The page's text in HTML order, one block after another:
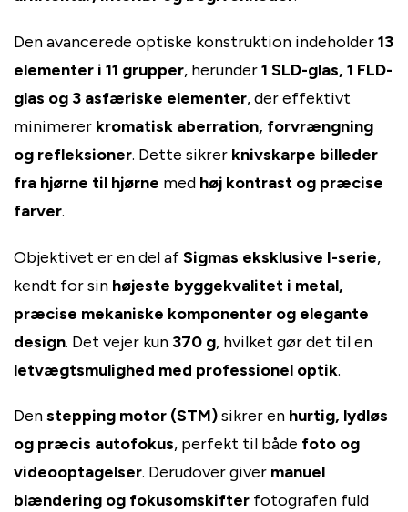
Den avancerede optiske konstruktion indeholder13
elementer i 11 grupper, herunder1 SLD-glas, 1 FLD-
glas og 3 asfæriske elementer, der effektivt
minimerer kromatisk aberration, forvrængning
og refleksioner. Dette sikrer knivskarpe billeder
fra hjørne til hjørne med høj kontrast og præcise
farver.
Objektivet er en del afSigmas eksklusive I-serie,
kendt for sin højeste byggekvalitet i metal,
præcise mekaniske komponenter og elegante
design. Det vejer kun 370 g, hvilket gør det til en
letvægtsmulighed med professionel optik.
Denstepping motor (STM)sikrer en hurtig, lydløs
og præcis autofokus, perfekt til både foto og
videooptagelser. Derudover giver manuel
blændering og fokusomskifter fotografen fuld